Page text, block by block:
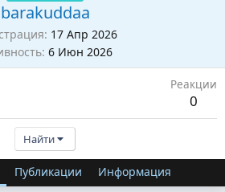
barakuddaa
17 Апр 2026
6 Июн 2026
Реакции
0
Найти
Публикации Информация